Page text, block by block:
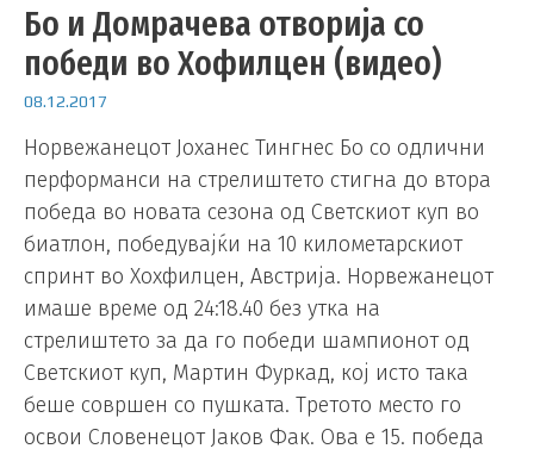
Бо и Домрачева отворија со
победи во Хофилцен (видео)
08.12.2017
Норвежанецот Јоханес Тингнес Бо со одлични
перформанси на стрелиштето стигна до втора
победа во новата сезона од Светскиот куп во
биатлон, победувајќи на 10 километарскиот
спринт во Хохфилцен, Австрија. Норвежанецот
имаше време од 24:18.40 без утка на
стрелиштето за да го победи шампионот од
Светскиот куп, Мартин Фуркад, кој исто така
беше совршен со пушката. Третото место го
освои Словенецот Јаков Фак. Ова е 15. победа